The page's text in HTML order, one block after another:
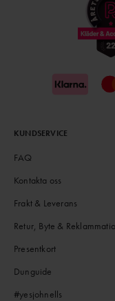
KUNDSERVICE
FAQ
Kontakta oss
Frakt & Leverans
Retur, Byte &
Presentkort
Dunguide
#yesjohnells